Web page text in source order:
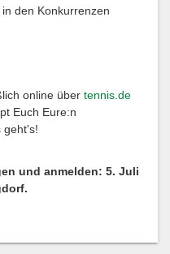
den Konkurrenzen
online über tennis.de
Euch Eure:n
geht's!
und anmelden: 5. Juli